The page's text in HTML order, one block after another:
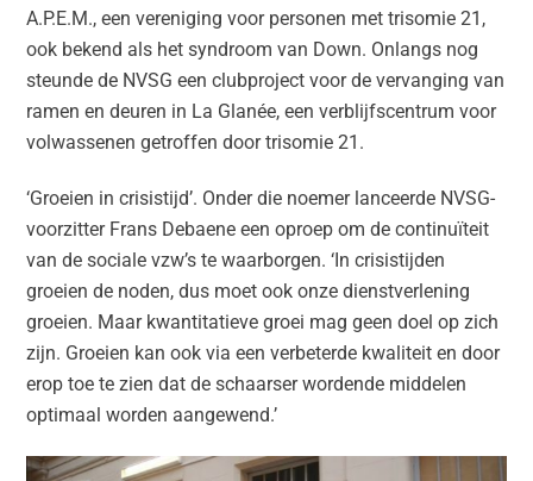
A.P.E.M., een vereniging voor personen met trisomie 21,
ook bekend als het syndroom van Down. Onlangs nog
steunde de NVSG een clubproject voor de vervanging van
ramen en deuren in La Glanée, een verblijfscentrum voor
volwassenen getroffen door trisomie 21.
‘Groeien in crisistijd’. Onder die noemer lanceerde NVSG-
voorzitter Frans Debaene een oproep om de continuïteit
van de sociale vzw’s te waarborgen. ‘In crisistijden
groeien de noden, dus moet ook onze dienstverlening
groeien. Maar kwantitatieve groei mag geen doel op zich
zijn. Groeien kan ook via een verbeterde kwaliteit en door
erop toe te zien dat de schaarser wordende middelen
optimaal worden aangewend.’